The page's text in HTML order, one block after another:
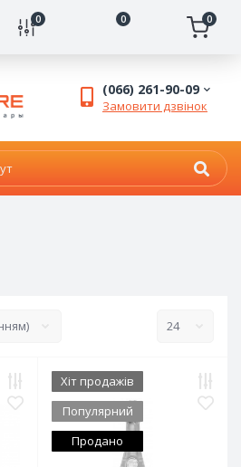
0 0 0
(066) 261-90-09
Замовити дзвінок
Хіт продажів
Популярний
Продано